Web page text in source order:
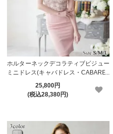
ホルターネックデコラティブビジュー
ミニドレス(キャバドレス・CABARET
DRESS)【メーカーお取り寄せ】
25,800円
(税込28,380円)